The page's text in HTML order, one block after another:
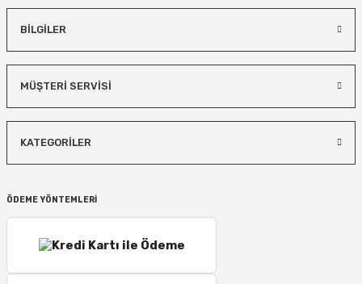
BİLGİLER
MÜŞTERİ SERVİSİ
KATEGORİLER
ÖDEME YÖNTEMLERİ